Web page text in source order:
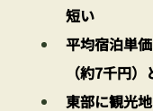
短い
平均宿泊単
（約7千円
東部に観光